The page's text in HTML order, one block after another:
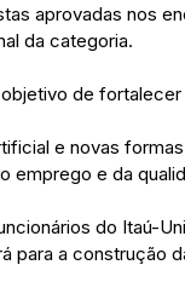
aprovadas nos
da categoria.
de
e novas
emprego e da
do Itaú-
para a construção